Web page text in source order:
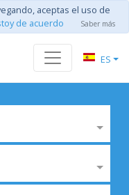
aceptas el uso de
de acuerdo Saber más
ES